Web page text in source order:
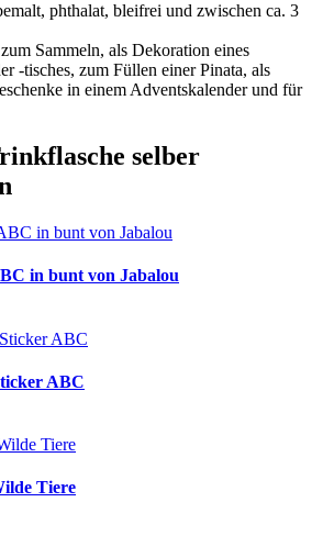
phthalat, bleifrei und zwischen ca. 3
Sammeln, als Dekoration eines
-tisches, zum Füllen einer Pinata, als
in einem Adventskalender und für
selber
in bunt von Jabalou
ABC
Tiere